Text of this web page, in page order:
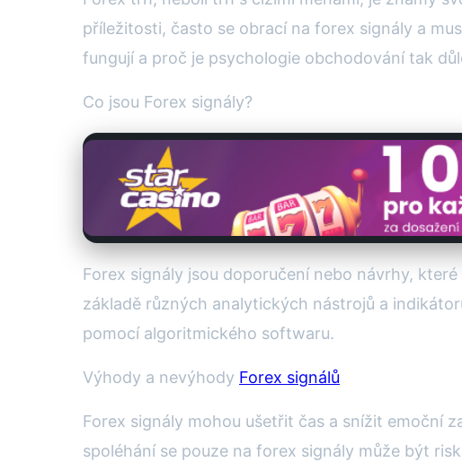
příležitosti, často se obrací na forex signály a
fungují a proč je psychologie obchodování tak
Co jsou Forex signály?
Forex signály jsou doporučení nebo návrhy,
základě různých analytických nástrojů a
pomocí algoritmického softwaru.
Výhody a nevýhody Forex signálů
Forex signály mohou ušetřit čas a snížit emoční
spoléhání se pouze na forex signály může být